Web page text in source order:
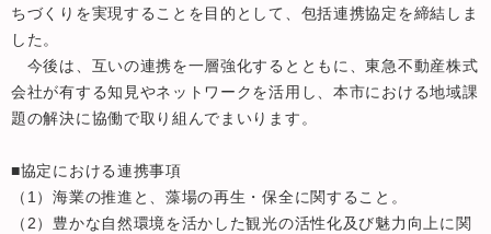
ちづくりを実現することを目的として、包括連携協定を締結しま
した。
今後は、互いの連携を一層強化するとともに、東急不動産株式
会社が有する知見やネットワークを活用し、本市における地域課
題の解決に協働で取り組んでまいります。
■協定における連携事項
（1）海業の推進と、藻場の再生・保全に関すること。
（2）豊かな自然環境を活かした観光の活性化及び魅力向上に関